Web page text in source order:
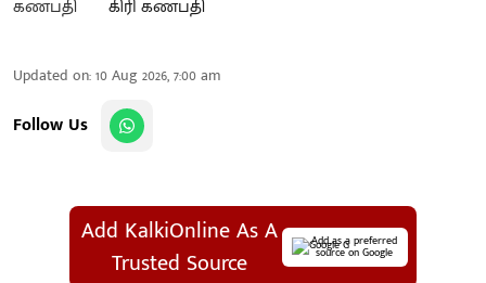
கிரி கணபதி
Updated on:10 Aug 2026, 7:00 am
Follow Us
Add KalkiOnline As A
Trusted Source
Add as a preferred
source on Google